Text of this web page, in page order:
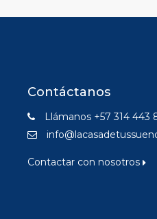
Contáctanos
Llámanos +57 314 443
Contactar con nosotros